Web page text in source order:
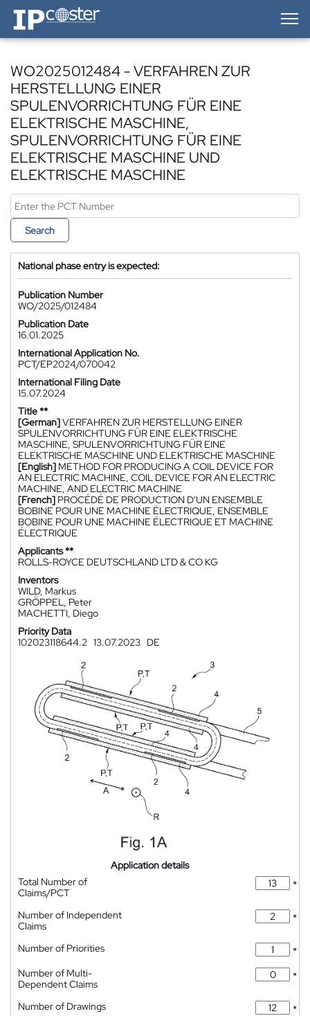
IP-Coster — Home
WO2025012484 - VERFAHREN ZUR
HERSTELLUNG EINER
SPULENVORRICHTUNG FÜR EINE
ELEKTRISCHE MASCHINE,
SPULENVORRICHTUNG FÜR EINE
ELEKTRISCHE MASCHINE UND
ELEKTRISCHE MASCHINE
Search
National phase entry is expected:
Publication Number
WO/2025/012484
Publication Date
16.01.2025
International Application No.
PCT/EP2024/070042
International Filing Date
15.07.2024
Title **
[German]VERFAHREN ZUR HERSTELLUNG EINER
SPULENVORRICHTUNG FÜR EINE ELEKTRISCHE
MASCHINE, SPULENVORRICHTUNG FÜR EINE
ELEKTRISCHE MASCHINE UND ELEKTRISCHE MASCHINE
[English] METHOD FOR PRODUCING A COIL DEVICE FOR
AN ELECTRIC MACHINE, COIL DEVICE FOR AN ELECTRIC
MACHINE, AND ELECTRIC MACHINE
[French] PROCÉDÉ DE PRODUCTION D'UN ENSEMBLE
BOBINE POUR UNE MACHINE ÉLECTRIQUE, ENSEMBLE
BOBINE POUR UNE MACHINE ÉLECTRIQUE ET MACHINE
ÉLECTRIQUE
Applicants **
ROLLS-ROYCE DEUTSCHLAND LTD & CO KG
Inventors
WILD, Markus
GRÖPPEL, Peter
MACHETTI, Diego
Priority Data
102023118644.2 13.07.2023 DE
Application details
Total Number of
Claims/PCT
*
Number of Independent
Claims
*
Number of Priorities
*
Number of Multi-
Dependent Claims
*
Number of Drawings
*